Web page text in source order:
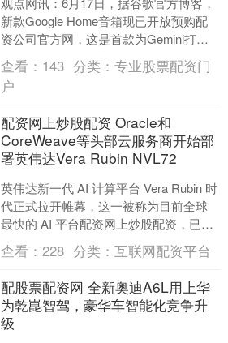
新款Google Home音箱现已开放预购配
资公司官方网，这是首款为Gemini打造
的音频设备，售价99.99美元。 据了....
查看： 143 分类：专业股票配资门
户
配资网上炒股配资 Oracle和
CoreWeave等头部云服务商开始部
署英伟达Vera Rubin NVL72
英伟达新一代 AI 计算平台 Vera Rubin 时
代正式拉开帷幕，这一被称为目前全球
最快的 AI 平台配资网上炒股配资，已率
先交付给多家顶级云服务提供商，用....
查看：228 分类：互联网配资平台
配股票配资网 全新奥迪A6L用上华
为乾崑智驾，豪华车智能化竞争升
级